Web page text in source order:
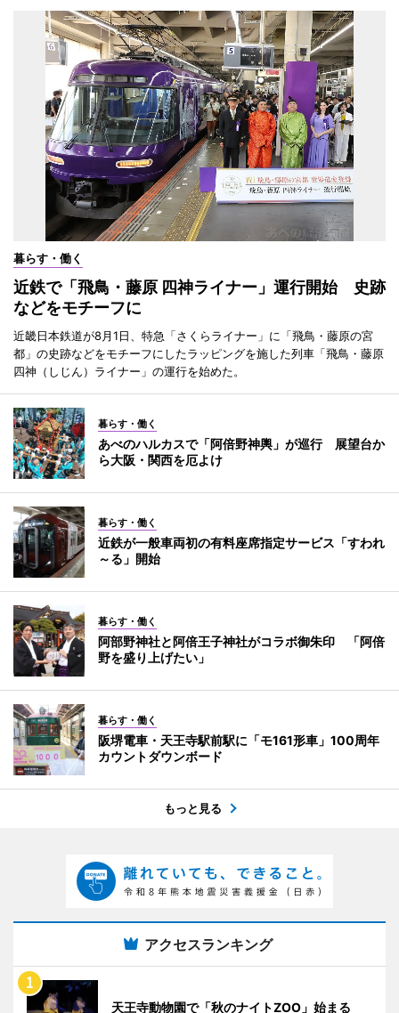
暮らす・働く
近鉄で「飛鳥・藤原 四神ライナー」運行開始 史跡
などをモチーフに
近畿日本鉄道が8月1日、特急「さくらライナー」に「飛鳥・藤原の宮
都」の史跡などをモチーフにしたラッピングを施した列車「飛鳥・藤原
四神（しじん）ライナー」の運行を始めた。
暮らす・働く
あべのハルカスで「阿倍野神輿」が巡行 展望台か
ら大阪・関西を厄よけ
暮らす・働く
近鉄が一般車両初の有料座席指定サービス「すわれ
～る」開始
暮らす・働く
阿部野神社と阿倍王子神社がコラボ御朱印 「阿倍
野を盛り上げたい」
暮らす・働く
阪堺電車・天王寺駅前駅に「モ161形車」100周年
カウントダウンボード
もっと見る
アクセスランキング
天王寺動物園で「秋のナイトZOO」始まる